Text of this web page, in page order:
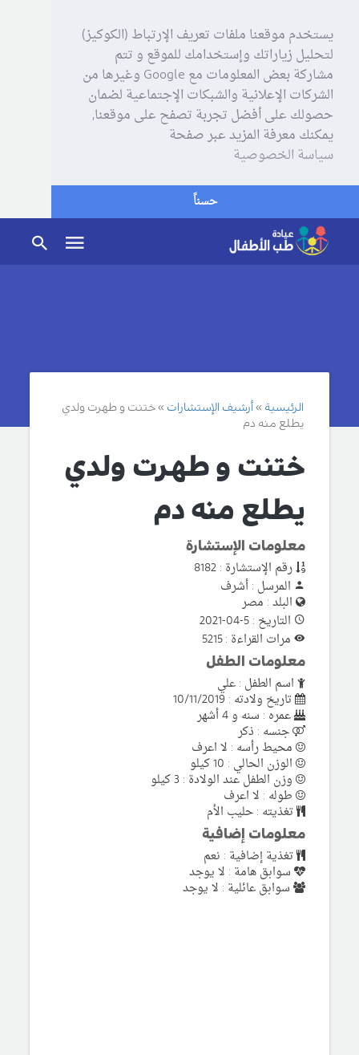
يستخدم موقعنا ملفات تعريف الإرتباط (الكوكيز)
لتحليل زياراتك وإستخدامك للموقع و تتم
مشاركة بعض المعلومات مع Google وغيرها من
الشركات الإعلانية والشبكات الإجتماعية لضمان
حصولك على أفضل تجربة تصفح على موقعنا,
يمكنك معرفة المزيد عبر صفحة
سياسة الخصوصية
حسناً
الرئيسية أرشيف الإستشارات
ختنت و طهرت ولدي
يطلع منه دم
ختنت و طهرت ولدي
يطلع منه دم
معلومات الإستشارة
رقم الإستشارة : 8182
المرسل : أشرف
البلد : مصر
التاريخ : 5-04-2021
مرات القراءة : 5215
معلومات الطفل
اسم الطفل : علي
تاريخ ولادته : 10/11/2019
عمره : سنه و 4 أشهر
جنسه : ذكر
محيط رأسه : لا اعرف
الوزن الحالي : 10 كيلو
وزن الطفل عند الولادة : 3 كيلو
طوله : لا اعرف
تغذيته : حليب الأم
معلومات إضافية
تغذية إضافية : نعم
سوابق هامة : لا يوجد
سوابق عائلية : لا يوجد